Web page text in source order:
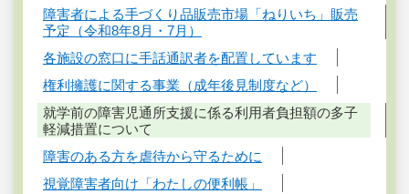
障害者による手づくり品販売市場「ねりいち」販売
予定（令和8年8月・7月）
各施設の窓口に手話通訳者を配置しています
権利擁護に関する事業（成年後見制度など）
就学前の障害児通所支援に係る利用者負担額の多子
軽減措置について
障害のある方を虐待から守るために
視覚障害者向け「わたしの便利帳」